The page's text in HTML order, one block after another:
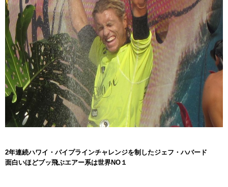
2年連続ハワイ・パイプラインチャレンジを制したジェフ・ハバード
面白いほどブッ飛ぶエアー系は世界NO１